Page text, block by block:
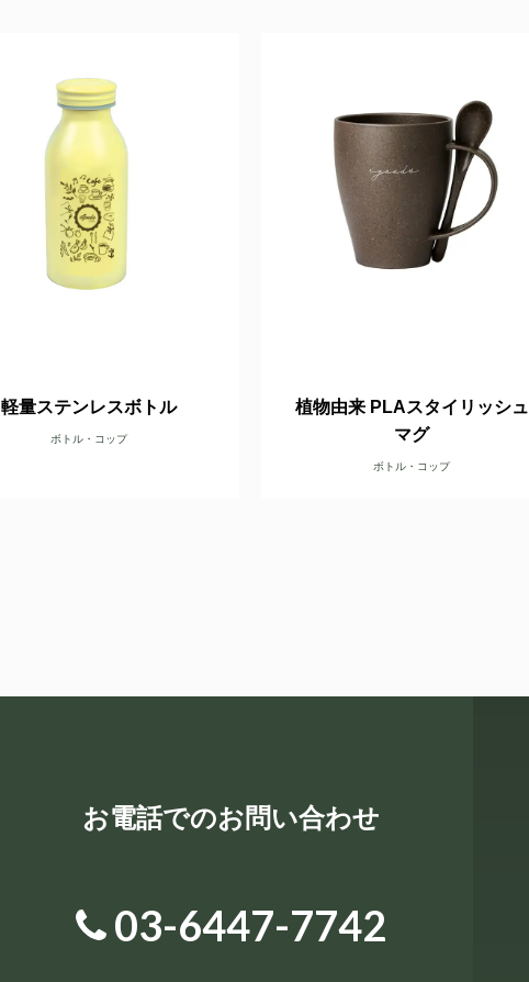
軽量ステンレスボトル
ボトル・コップ
植物由来 PLAスタイリッシュ
マグ
ボトル・コップ
お電話でのお問い合わせ
03-6447-7742